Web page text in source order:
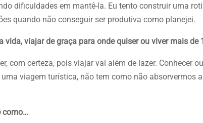
dificuldades em mantê-la. Eu tento construir uma
quando não conseguir ser produtiva como planejei.
vida, viajar de graça para onde quiser ou viver mais de
com certeza, pois viajar vai além de lazer. Conhecer
viagem turística, não tem como não absorvermos
como…